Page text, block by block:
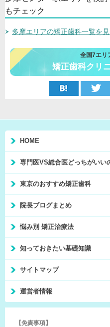
もチェック
多摩エリアの矯正歯科一覧を見
全国7エリ
矯正歯科クリ
HOME
専門医VS総合医どっちがいい
東京のおすすめ矯正歯科
院長ブログまとめ
悩み別 矯正治療法
知っておきたい基礎知識
サイトマップ
運営者情報
【免責事項】